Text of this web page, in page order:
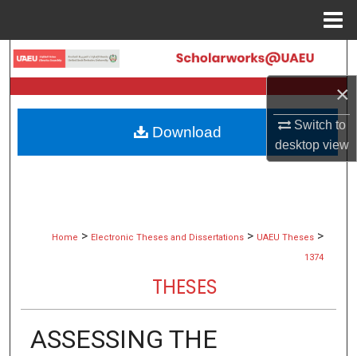
×
Switch to
desktopview
Search
Browse Collections
My Account
Home > Electronic Theses and Dissertations > UAEU Theses >
1374
THESES
ASSESSING THE
Download